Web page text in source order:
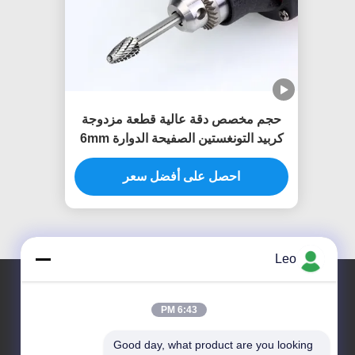
حجم مخصص دقة عالية قطعة مزدوجة
كربيد التونغستين الصفيحة الدوارة 6mm
شنك الموت طاحونة الحفر Burr قطع
احصل على أفضل سعر
Leo
6:43 PM
Good day, what product are you looking